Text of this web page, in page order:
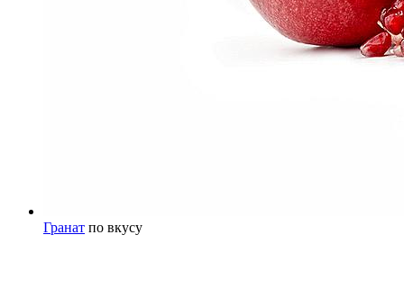
Гранат по вкусу